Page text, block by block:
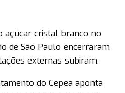
açúcar cristal branco no
de São Paulo encerraram
externas subiram.
do Cepea aponta